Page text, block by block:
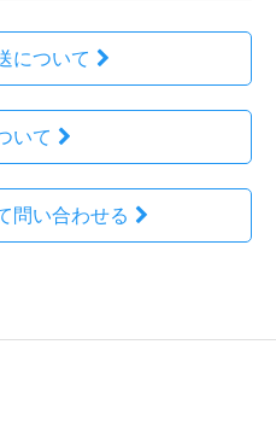
について
いて
問い合わせる